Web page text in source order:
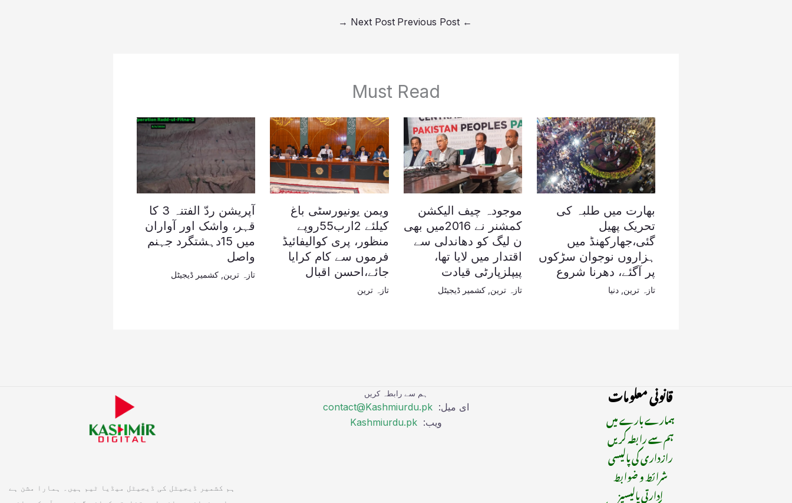
←
Next Post
→
Must Read
بھارت میں طلبہ کی
تحریک پھیل
گئی،جھارکھنڈ میں
ہزاروں نوجوان سڑکوں
پر آگئے، دھرنا شروع
تازہ ترین دنیا
موجودہ چیف الیکشن
کمشنر نے 2016میں بھی
ن لیگ کو دھاندلی سے
اقتدار میں لایا تھا،
پیپلزپارٹی قیادت
تازہ ترین ,کشمیر ڈیجیٹل
ویمن یونیورسٹی باغ
کیلئے 2ارب55روپے
منظور، پری کوالیفائیڈ
فرموں سے کام کرایا
جائے،احسن اقبال
تازہ ترین
آپریشن ردّ الفتنہ 3 کا
قہر، واشک اور آواران
میں 15دہشتگرد جہنم
واصل
تازہ ترین کشمیر ڈیجیٹل
قانونی معلومات
ہمارے بارے میں
ہم سے رابطہ کریں
رازداری کی پالیسی
شرائط و ضوابط
ادارتی پالیسیز
ہم سے رابطہ کریں
ای میل: contact@Kashmiurdu.pk
ویب: Kashmiurdu.pk
ہم کشمیر ڈیجیٹل کی ڈیجیٹل میڈیا ٹیم ہیں۔ ہمارا مشن ہے